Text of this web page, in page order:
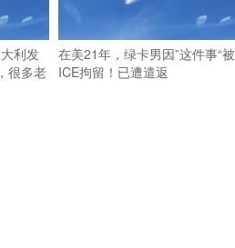
利发
很多老
在美21年，绿卡男因”这件事“被
ICE拘留！已遭遣返